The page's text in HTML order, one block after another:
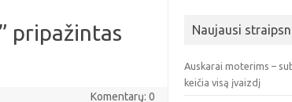
pripažintas
Komentarų: 0
Naujausi
Auskarai moterims –
keičia visą įvaizdį